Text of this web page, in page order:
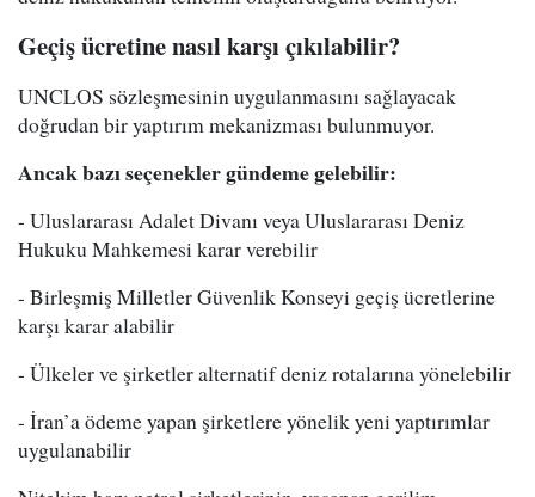
Geçiş ücretine nasıl karşı çıkılabilir?
UNCLOS sözleşmesinin uygulanmasını sağlayacak
doğrudan bir yaptırım mekanizması bulunmuyor.
Ancak bazı seçenekler gündeme gelebilir:
- Uluslararası Adalet Divanı veya Uluslararası Deniz
Hukuku Mahkemesi karar verebilir
- Birleşmiş Milletler Güvenlik Konseyi geçiş ücretlerine
karşı karar alabilir
- Ülkeler ve şirketler alternatif deniz rotalarına yönelebilir
- İran’a ödeme yapan şirketlere yönelik yeni yaptırımlar
uygulanabilir